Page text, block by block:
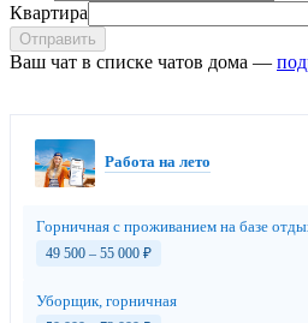
Квартира
Отправить
Ваш чат в списке чатов дома —
Работа на лето
Горничная с проживанием на базе
49 500 – 55 000 ₽
Уборщик, горничная